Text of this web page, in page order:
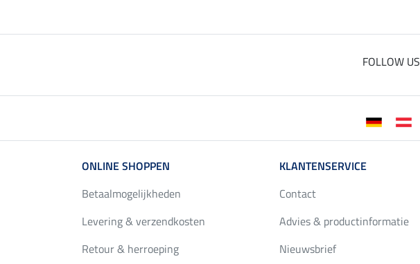
FOLLOW US
ONLINE SHOPPEN
Betaalmogelijkheden
Levering & verzendkosten
Retour & herroeping
KLANTENSERVICE
Contact
Advies & productinformatie
Nieuwsbrief